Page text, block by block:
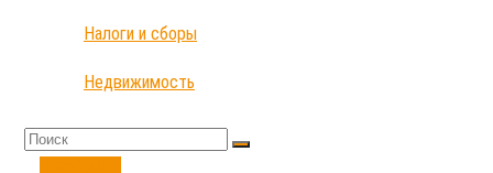
Налоги и сборы
Недвижимость